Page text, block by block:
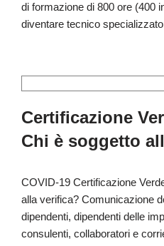
di formazione di 800 ore (400
diventare tecnico
Certificazione
Chi è soggetto
COVID-19 Certificazione
alla verifica? Comunicazione
dipendenti, dipendenti delle
consulenti, collaboratori e